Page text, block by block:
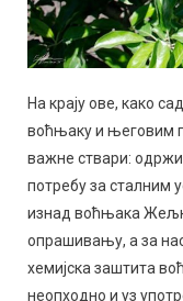
На крају ове, како
воћњаку и његовим
важне ствари:
потребу за
изнад воћњака
опрашивању, а за
хемијска заштита
неопходно и уз